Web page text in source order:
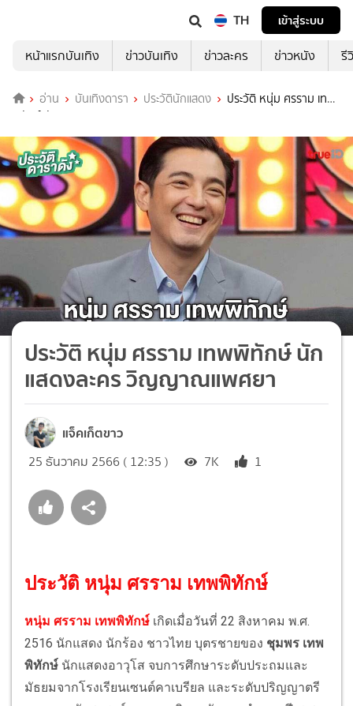
TH
เข้าสู่ระบบ
หน้าแรกบันเทิง
ข่าวบันเทิง ข่าวละคร ข่าวหนัง รี
อ่าน บันเทิงดารา ประวัตินักแสดง
ประวัติ หนุ่ม ศรราม เทพ
พิทักษ์ นักแสดงละคร วิญญาณแพศยา
ประวัติ หนุ่ม ศรราม เทพพิทักษ์ นัก
แสดงละคร วิญญาณแพศยา
แจ็คเก็ตขาว
25 ธันวาคม 2566 ( 12:35 ) 7K 1
ประวัติ หนุ่ม ศรราม เทพพิทักษ์
หนุ่ม ศรราม เทพพิทักษ์ เกิดเมื่อวันที่ 22 สิงหาคม พ.ศ.
2516 นักแสดง นักร้อง ชาวไทย บุตรชายของ ชุมพร เทพ
พิทักษ์ นักแสดงอาวุโส จบการศึกษาระดับประถมและ
มัธยมจากโรงเรียนเซนต์คาเบรียล และระดับปริญญาตรี